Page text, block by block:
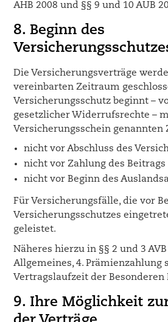
AHB 2008 und §§ 9 und 10 AUB
8. Beginn des
Die Versicherungsverträge
vereinbarten Zeitraum
Versicherungsschutz beginnt –
gesetzlicher Widerrufsrechte –
Versicherungsschein genannten
nicht vor Abschluss des
nicht vor Zahlung des Beitrags
nicht vor Beginn des
Für Versicherungsfälle, die vor
Versicherungsschutzes
geleistet.
Näheres hierzu in §§ 2 und 3
Allgemeines, 4. Prämienzahlung
Vertragslaufzeit der Besonderen
9. Ihre Möglichkeit